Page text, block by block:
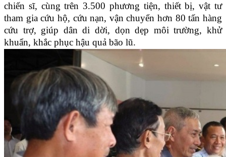
chiến sĩ, cùng trên 3.500 phương tiện, thiết bị, vật tư
tham gia cứu hộ, cứu nạn, vận chuyển hơn 80 tấn hàng
cứu trợ, giúp dân di dời, dọn dẹp môi trường, khử
khuẩn, khắc phục hậu quả bão lũ.